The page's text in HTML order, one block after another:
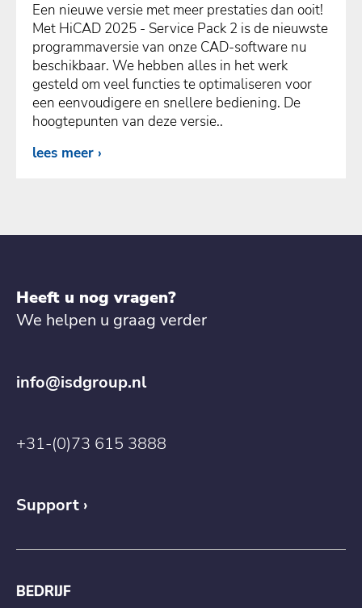
Een nieuwe versie met meer prestaties dan ooit!
Met HiCAD 2025 - Service Pack 2 is de nieuwste
programmaversie van onze CAD-software nu
beschikbaar. We hebben alles in het werk
gesteld om veel functies te optimaliseren voor
een eenvoudigere en snellere bediening. De
hoogtepunten van deze versie..
lees meer
Heeft u nog vragen?
We helpen u graag verder
info@isdgroup.nl
+31-(0)73 615 3888
Support
BEDRIJF